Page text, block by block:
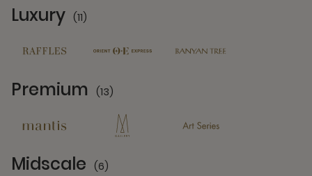
Luxury (11)
Premium (13)
Midscale (6)